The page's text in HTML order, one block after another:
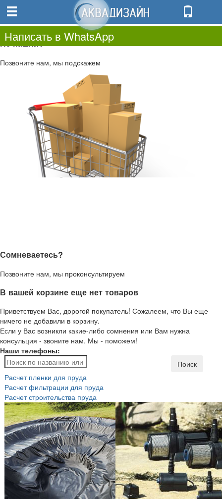
0.00
0
Не нашли?
Позвоните нам, мы подскажем
Сомневаетесь?
Позвоните нам, мы проконсультируем
В вашей корзине еще нет товаров
Приветствуем Вас, дорогой покупатель! Сожалеем, что Вы еще
ничего не добавили в корзину.
Если у Вас возникли какие-либо сомнения или Вам нужна
консульция - звоните нам. Мы - поможем!
Наши телефоны:
Написать в WhatsApp
Поиск
Расчет пленки для пруда
Расчет фильтрации для пруда
Расчет строительства пруда